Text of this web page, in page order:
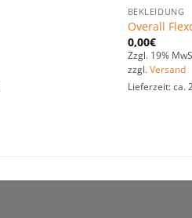
BEKLEIDUNG
Overall
0,00€
Zzgl. 19%
zzgl. Versand
Lieferzeit: ca.